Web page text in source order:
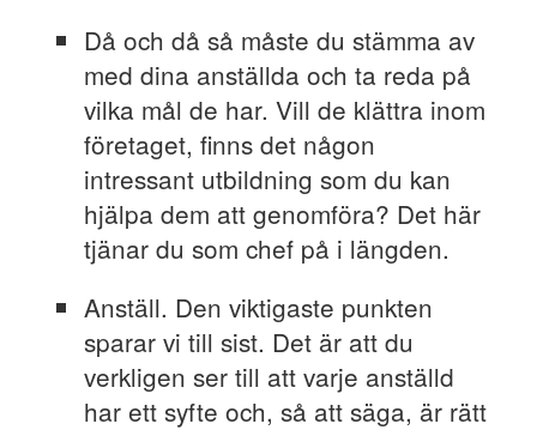
Då och då så måste du stämma av
med dina anställda och ta reda på
vilka mål de har. Vill de klättra inom
företaget, finns det någon
intressant utbildning som du kan
hjälpa dem att genomföra? Det här
tjänar du som chef på i längden.
Anställ. Den viktigaste punkten
sparar vi till sist. Det är att du
verkligen ser till att varje anställd
har ett syfte och, så att säga, är rätt